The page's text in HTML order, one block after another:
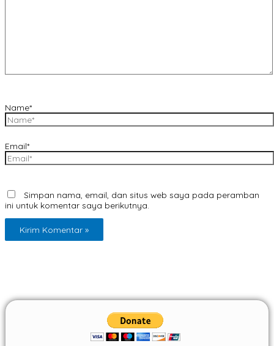
Name*
Email*
Simpan nama, email, dan situs web saya pada peramban
ini untuk komentar saya berikutnya.